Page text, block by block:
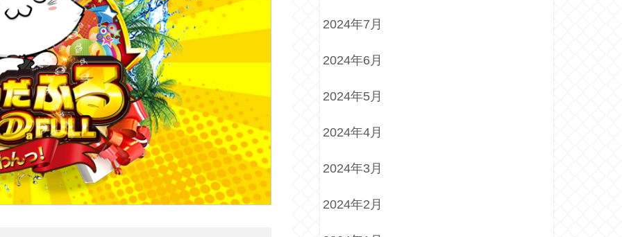
2024年7月
2024年6月
2024年5月
2024年4月
2024年3月
2024年2月